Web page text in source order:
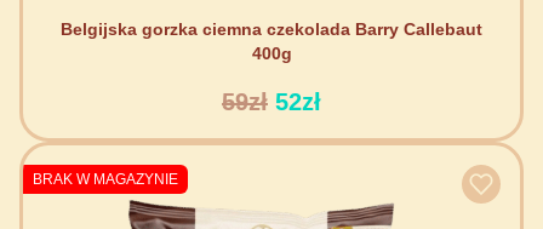
Belgijska gorzka ciemna czekolada Barry Callebaut
400g
59zł 52zł
BRAK W MAGAZYNIE